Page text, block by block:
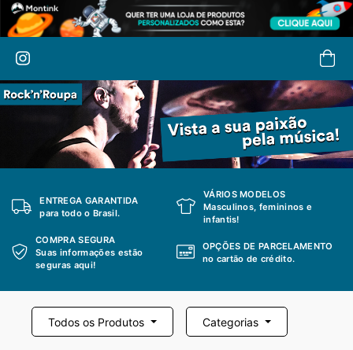
ENTREGA GARANTIDA
para todo o Brasil.
VÁRIOS MODELOS
Masculinos, femininos e
infantis!
COMPRA SEGURA
Suas informações estão
seguras aqui!
OPÇÕES DE PARCELAMENTO
no cartão de crédito.
Todos os Produtos Categorias